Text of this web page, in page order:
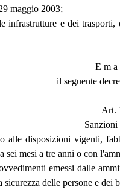
maggio 2003;
e dei
E m a
il seguente
Art.
Sanzioni
alle disposizioni vigenti,
mesi a tre anni o con
emessi dalle
delle persone e